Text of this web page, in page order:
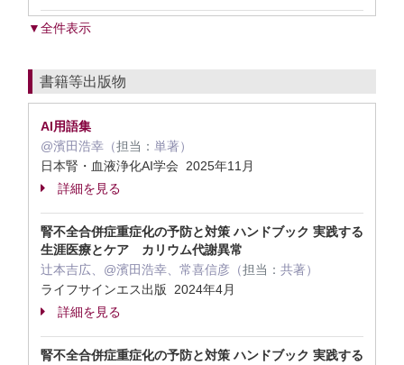
▼全件表示
書籍等出版物
AI用語集
@濱田浩幸（担当： 単著）
日本腎・血液浄化AI学会 2025年11月
詳細を見る
腎不全合併症重症化の予防と対策 ハンドブック 実践する
生涯医療とケア カリウム代謝異常
辻本吉広、@濱田浩幸、常喜信彦（担当： 共著）
ライフサインエス出版 2024年4月
詳細を見る
腎不全合併症重症化の予防と対策 ハンドブック 実践する